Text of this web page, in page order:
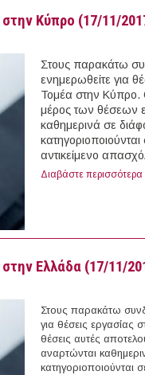
στην Κύπρο (17/11/
Στους παρακάτω
ενημερωθείτε για
Τομέα στην Κύπρο.
μέρος των θέσεων
καθημερινά σε
αντικείμενο
Διαβάστε περισσότερα
στην Ελλάδα (17/11/
Στους παρακάτω
για θέσεις εργασίας
θέσεις αυτές
αναρτώνται
κατηγοριοποιούνται